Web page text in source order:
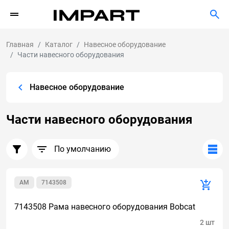
Главная Каталог
Навесное оборудование
Части навесного оборудования
Навесное оборудование
Части навесного оборудования
По умолчанию
7143508
AM
7143508 Рама навесного оборудования Bobcat
2 шт